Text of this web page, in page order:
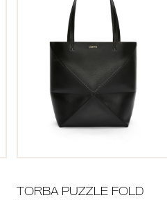
TORBA PUZZLE FOLD